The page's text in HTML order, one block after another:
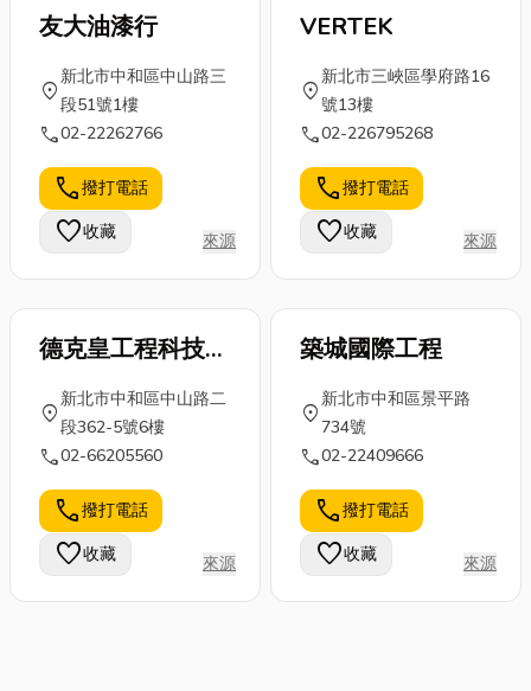
友大油漆行
location_on
新北市中和區中山路三
段51號1樓
call02-22262766
call撥打電話
favorite收藏 來源
VERTEK
location_on
新北市三峽區學府路16
號13樓
call02-226795268
call撥打電話
favorite收藏 來源
德克皇工程科技顧
問股份有限公司
location_on
新北市中和區中山路二
段362-5號6樓
call02-66205560
call撥打電話
favorite收藏 來源
築城國際工程
location_on
新北市中和區景平路
734號
call02-22409666
call撥打電話
favorite收藏 來源